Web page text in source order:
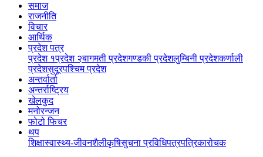
समाज
राजनीति
विचार
आर्थिक
प्रदेश पत्र
प्रदेश १प्रदेश २बागमती प्रदेशगण्डकी प्रदेशलुम्बिनी प्रदेशकर्णाली
प्रदेशसुदूरपश्चिम प्रदेश
अन्तर्वार्ता
अन्तर्राष्ट्रिय
खेलकुद
मनोरन्जन
फोटो फिचर
थप
शिक्षास्वास्थ्य-जीवनशैलीकृषिसुचना प्रविधिपत्रपत्रिकारोचक